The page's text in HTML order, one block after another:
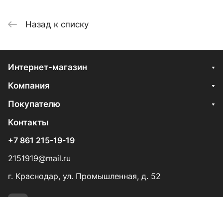
Назад к списку
Интернет-магазин
Компания
Покупателю
Контакты
+7 861 215-19-19
2151919@mail.ru
г. Краснодар, ул. Промышленная, д. 52